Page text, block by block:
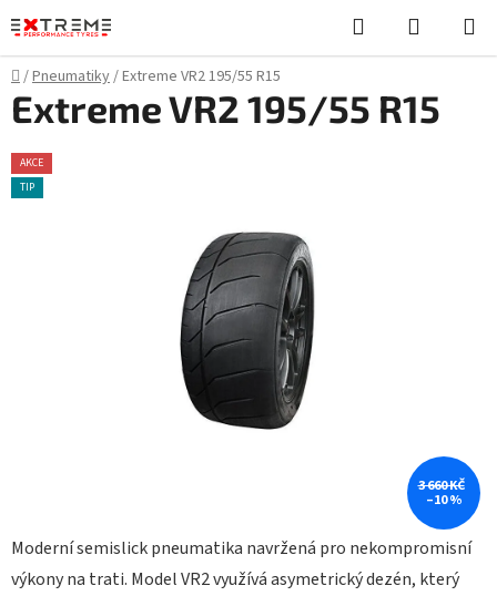
na
obsah
Hledat
KOŠÍK
Domů
/Pneumatiky/Extreme VR2 195/55 R15
Moderní semislick pneumatika navržená pro nekompromisní
výkony na trati. Model VR2 využívá asymetrický dezén, který
Extreme VR2 195/55 R15
AKCE
TIP
3 660 KČ
–10 %